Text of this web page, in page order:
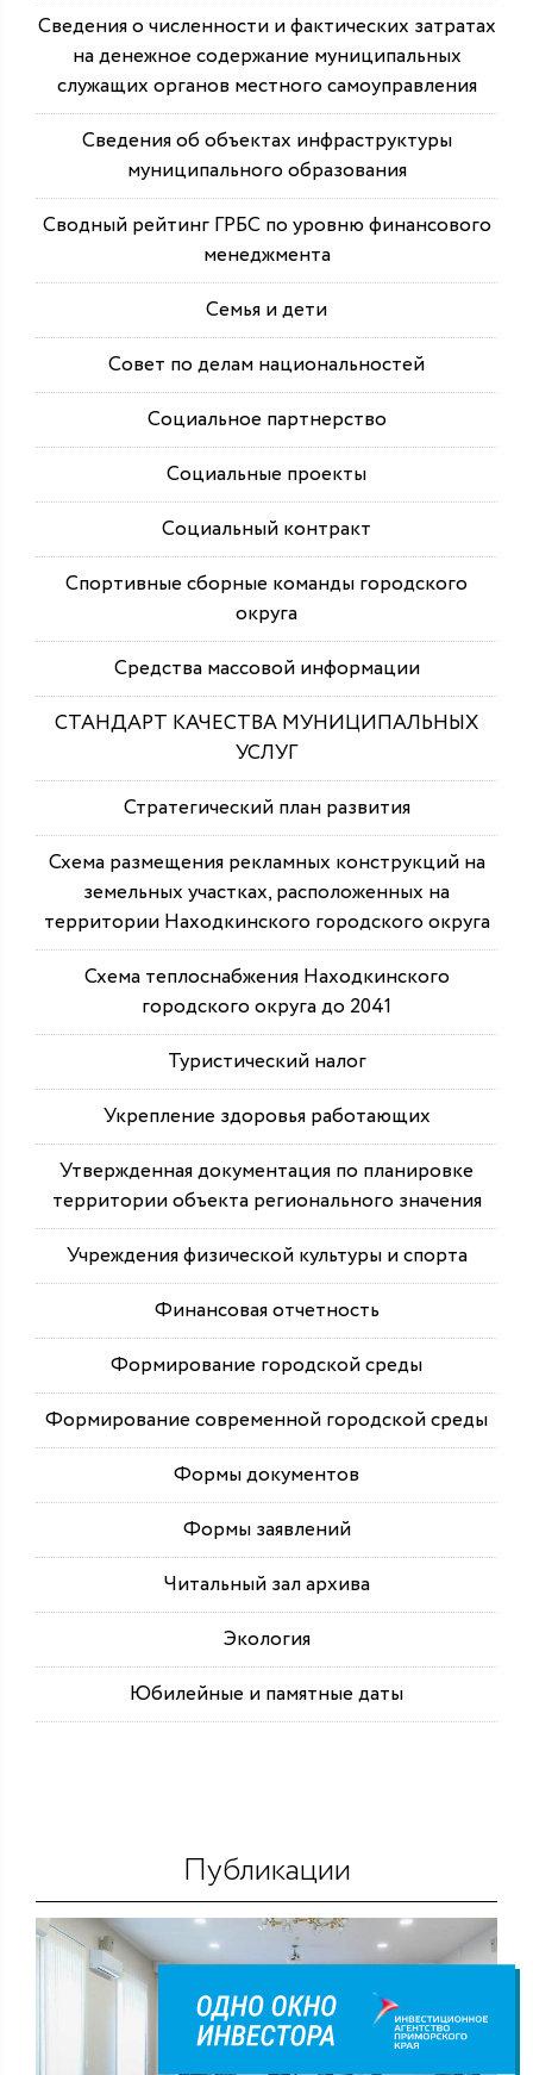
Сведения о численности и фактических затратах
на денежное содержание муниципальных
служащих органов местного самоуправления
Сведения об объектах инфраструктуры
муниципального образования
Сводный рейтинг ГРБС по уровню финансового
менеджмента
Семья и дети
Совет по делам национальностей
Социальное партнерство
Социальные проекты
Социальный контракт
Спортивные сборные команды городского
округа
Средства массовой информации
СТАНДАРТ КАЧЕСТВА МУНИЦИПАЛЬНЫХ
УСЛУГ
Стратегический план развития
Схема размещения рекламных конструкций на
земельных участках, расположенных на
территории Находкинского городского округа
Схема теплоснабжения Находкинского
городского округа до 2041
Туристический налог
Укрепление здоровья работающих
Утвержденная документация по планировке
территории объекта регионального значения
Учреждения физической культуры и спорта
Финансовая отчетность
Формирование городской среды
Формирование современной городской среды
Формы документов
Формы заявлений
Читальный зал архива
Экология
Юбилейные и памятные даты
Публикации